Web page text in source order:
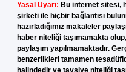
Yasal Uyarı: Bu internet sitesi,
şirketi ile hiçbir bağlantısı
hazırladığımız makaleler
haber niteliği taşımamakta
paylaşım yapılmamaktadır.
benzerlikleri tamamen
halindedir ve tavsiye niteliği